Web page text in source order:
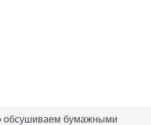
обсушиваем бумажными